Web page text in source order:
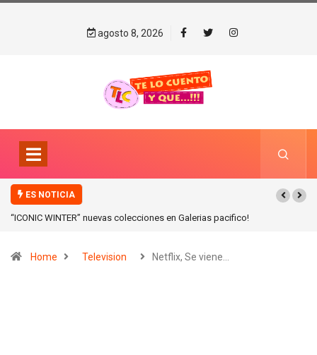
agosto 8, 2026
ES NOTICIA
“ICONIC WINTER” nuevas colecciones en Galerias pacifico!
Home Television Netflix, Se viene…